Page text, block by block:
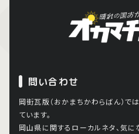
問い合わせ
岡街瓦版（おかまちかわらばん）で
ています。
岡山県に関するローカルネタ、気に